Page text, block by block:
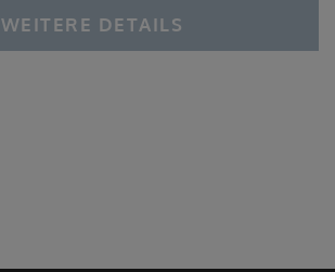
WEITERE DETAILS